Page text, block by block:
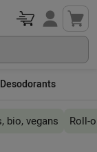
Desodorants
bio, vegans Roll-